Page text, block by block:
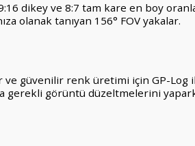
dikey ve 8:7 tam kare en boy
olanak tanıyan 156° FOV yakalar.
güvenilir renk üretimi için GP-Log
gerekli görüntü düzeltmelerini